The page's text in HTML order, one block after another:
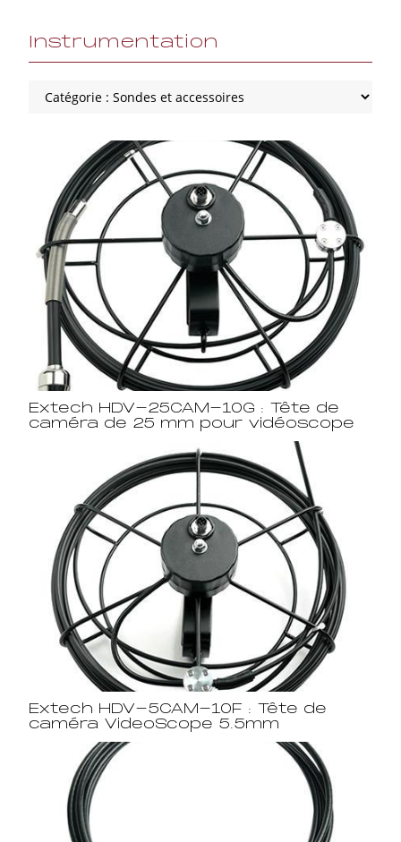
Instrumentation
Extech HDV-25CAM-10G : Tête de
caméra de 25 mm pour vidéoscope
Extech HDV-5CAM-10F : Tête de
caméra VideoScope 5.5mm